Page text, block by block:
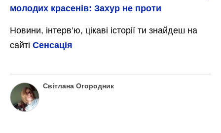
молодих красенів: Захур не проти
Новини, інтерв’ю, цікаві історії ти знайдеш на
сайті Сенсація
Світлана Огородник